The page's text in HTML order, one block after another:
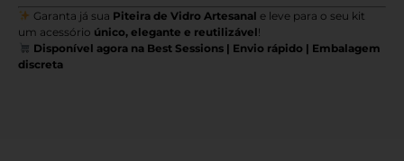
Garanta já sua Piteira de Vidro Artesanal e leve para o seu kit
um acessório único, elegante e reutilizável!
Disponível agora na Best Sessions | Envio rápido | Embalagem
discreta